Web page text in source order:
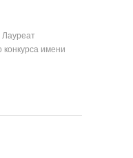
конкурса имени